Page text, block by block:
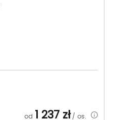
od 1 237 zł/ os.